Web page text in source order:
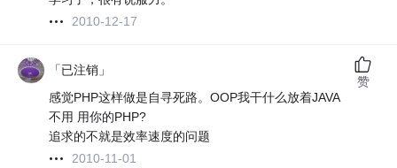
2010-12-17
「已注销」
感觉PHP这样做是自寻死路。OOP我干什么放着JAVA
不用 用你的PHP?
追求的不就是效率速度的问题
2010-11-01
赞